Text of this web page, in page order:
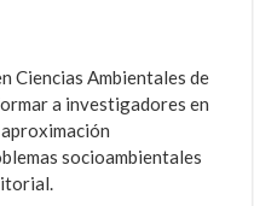
Ciencias Ambientales de
a investigadores en
socioambientales